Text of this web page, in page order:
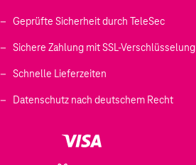
Geprüfte Sicherheit durch TeleSec
Sichere Zahlung mit SSL-Verschlüsselung
Schnelle Lieferzeiten
Datenschutz nach deutschem Recht